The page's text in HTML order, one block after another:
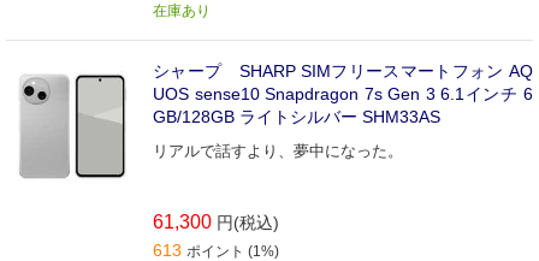
在庫あり
シャープ SHARP SIMフリースマートフォン AQ
UOS sense10 Snapdragon 7s Gen 3 6.1インチ 6
GB/128GB ライトシルバー SHM33AS
リアルで話すより、夢中になった。
61,300 円(税込)
613 ポイント (1%)